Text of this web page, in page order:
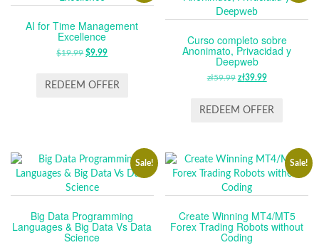
AI for Time Management
Excellence
$19.99 ORIGINAL
WAS:
$9.99CURRENT
IS:
REDEEM OFFER
Curso completo sobre
Anonimato, Privacidad y
Deepweb
zł59.99 ORIGINAL
WAS:
zł39.99CURRENT
IS:
REDEEM OFFER
Sale!
Big Data Programming
Languages & Big Data Vs Data
Science
Sale!
Create Winning MT4/MT5
Forex Trading Robots without
Coding